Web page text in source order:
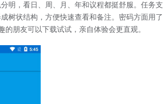
明，看日、周、月、年和议程都挺舒服。任务支
树状结构，方便快速查看和备注。密码方面用了
朋友可以下载试试，亲自体验会更直观。